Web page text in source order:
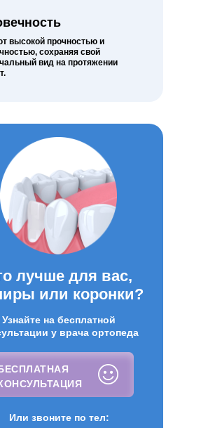
высокой прочностью и
сохраняя свой
вид на протяжении
лучше для вас,
или коронки?
Узнайте на бесплатной
у врача ортопеда
БЕСПЛАТНАЯ КОНСУЛЬТАЦИЯ
Или звоните по тел: